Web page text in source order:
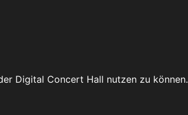
Digital Concert Hall nutzen zu können.